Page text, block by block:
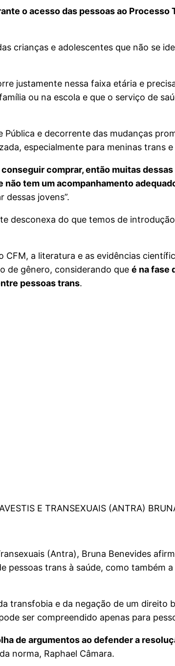
o acesso das pessoas ao
crianças e adolescentes que não se
justamente nessa faixa etária e
ou na escola e que o serviço de
e decorrente das mudanças
especialmente para meninas trans
comprar, então muitas
tem um acompanhamento
dessas jovens”.
desconexa do que temos de
a literatura e as evidências
de gênero, considerando que é na fase
pessoas trans.
E TRANSEXUAIS (ANTRA)
(Antra), Bruna Benevides
trans à saúde, como também
transfobia e da negação de um direito
ser compreendido apenas para
de argumentos ao defender a
norma, Raphael Câmara.